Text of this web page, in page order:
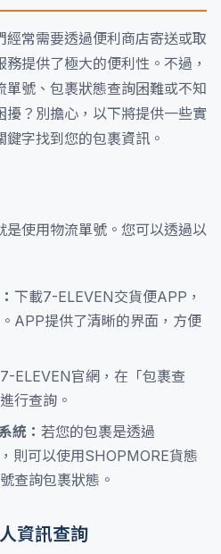
常需要透過便利商店寄送或取
提供了極大的便利性。不過，
號、包裹狀態查詢困難或不知
擾？別擔心，以下將提供一些實
字找到您的包裹資訊。
是使用物流單號。您可以透過以
下載7-ELEVEN交貨便APP，
APP提供了清晰的界面，方便
ELEVEN官網，在「包裹查
行查詢。
統： 若您的包裹是透過
則可以使用SHOPMORE貨態
查詢包裹狀態。
資訊查詢